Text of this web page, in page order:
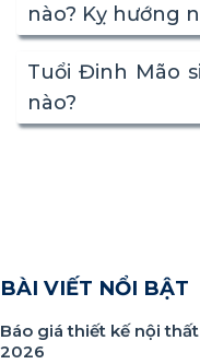
nào? Kỵ hướng
Tuổi Đinh Mão
nào?
BÀI VIẾT NỔI BẬT
Báo giá thiết kế nội
2026